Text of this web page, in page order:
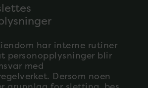
har interne rutiner
personopplysninger blir
med
Dersom noen